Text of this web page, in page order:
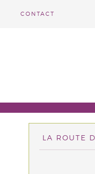
CONTACT
LA ROUTE